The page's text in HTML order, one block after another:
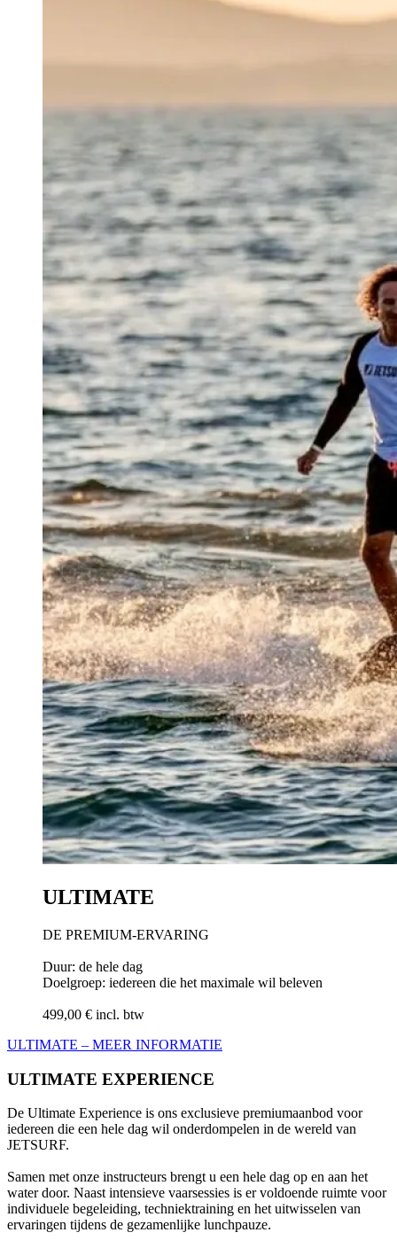
ULTIMATE
DE PREMIUM-ERVARING
Duur: de hele dag
Doelgroep: iedereen die het maximale wil beleven
499,00 € incl. btw
ULTIMATE – MEER INFORMATIE
ULTIMATE EXPERIENCE
De Ultimate Experience is ons exclusieve premiumaanbod voor
iedereen die een hele dag wil onderdompelen in de wereld van
JETSURF.
Samen met onze instructeurs brengt u een hele dag op en aan het
water door. Naast intensieve vaarsessies is er voldoende ruimte voor
individuele begeleiding, techniektraining en het uitwisselen van
ervaringen tijdens de gezamenlijke lunchpauze.